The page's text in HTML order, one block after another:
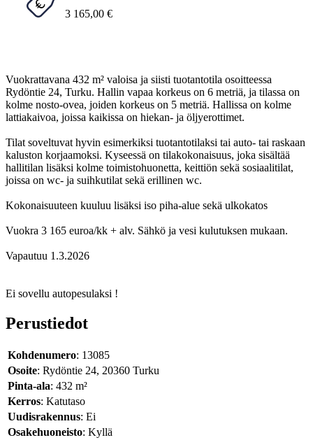
3 165,00 €
Vuokrattavana 432 m² valoisa ja siisti tuotantotila osoitteessa
Rydöntie 24, Turku. Hallin vapaa korkeus on 6 metriä, ja tilassa on
kolme nosto-ovea, joiden korkeus on 5 metriä. Hallissa on kolme
lattiakaivoa, joissa kaikissa on hiekan- ja öljyerottimet.
Tilat soveltuvat hyvin esimerkiksi tuotantotilaksi tai auto- tai raskaan
kaluston korjaamoksi. Kyseessä on tilakokonaisuus, joka sisältää
hallitilan lisäksi kolme toimistohuonetta, keittiön sekä sosiaalitilat,
joissa on wc- ja suihkutilat sekä erillinen wc.
Kokonaisuuteen kuuluu lisäksi iso piha-alue sekä ulkokatos
Vuokra 3 165 euroa/kk + alv. Sähkö ja vesi kulutuksen mukaan.
Vapautuu 1.3.2026
Ei sovellu autopesulaksi !
Perustiedot
Kohdenumero: 13085
Osoite: Rydöntie 24, 20360 Turku
Pinta-ala: 432 m²
Kerros: Katutaso
Uudisrakennus: Ei
Osakehuoneisto: Kyllä